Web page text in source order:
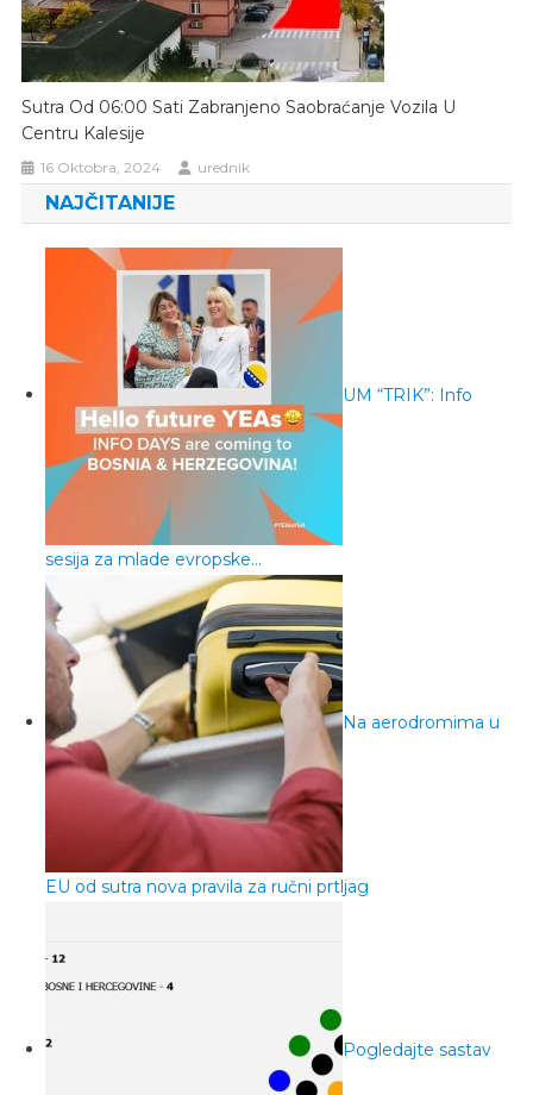
Sutra Od 06:00 Sati Zabranjeno Saobraćanje Vozila U
Centru Kalesije
16 Oktobra, 2024 urednik
NAJČITANIJE
UM “TRIK”: Info
sesija za mlade evropske…
Na aerodromima u
EU od sutra nova pravila za ručni prtljag
Pogledajte sastav